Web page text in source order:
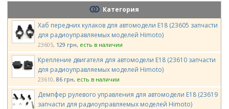
Категория
Хаб передних кулаков для автомодели E18 (23605 запчасти
для радиоуправляемых моделей Himoto)
23605 129 грн есть в наличии
Крепление двигателя для автомодели E18 (23610 запчасти
для радиоуправляемых моделей Himoto)
23610 86 грн есть в наличии
Демпфер рулевого управления для автомодели E18 (23619
запчасти для радиоуправляемых моделей Himoto)